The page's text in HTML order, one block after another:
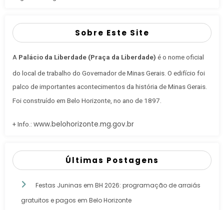
Sobre Este Site
A Palácio da Liberdade (Praça da Liberdade) é o nome oficial
do local de trabalho do Governador de Minas Gerais . O edifício foi
palco de importantes acontecimentos da história de Minas Gerais.
Foi construído em Belo Horizonte, no ano de 1897.
+ Info.: www.belohorizonte.mg.gov.br
Últimas Postagens
Festas Juninas em BH 2026: programação de arraiás
gratuitos e pagos em Belo Horizonte